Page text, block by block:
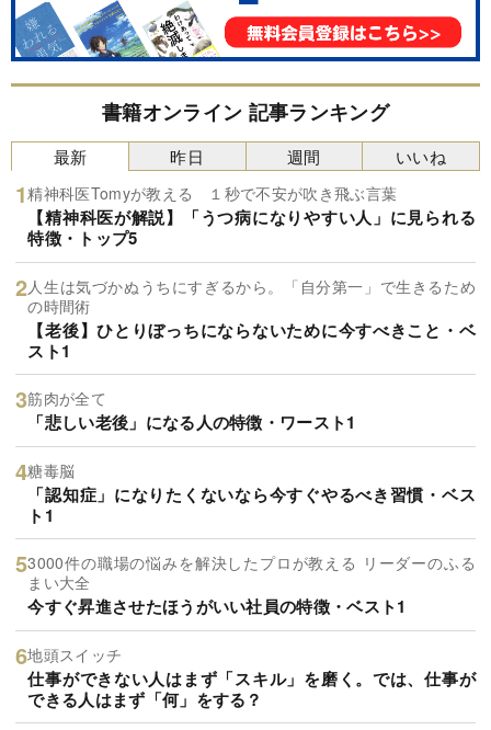
書籍オンライン 記事ランキング
最新
精神科医Tomyが教える １秒で不安が吹き飛ぶ言葉
【精神科医が解説】「うつ病になりやすい人」に見られる
特徴・トップ5
人生は気づかぬうちにすぎるから。「自分第一」で生きるため
の時間術
【老後】ひとりぼっちにならないために今すべきこと・ベ
スト1
筋肉が全て
「悲しい老後」になる人の特徴・ワースト1
糖毒脳
「認知症」になりたくないなら今すぐやるべき習慣・ベス
ト1
3000件の職場の悩みを解決したプロが教える リーダーのふる
まい大全
今すぐ昇進させたほうがいい社員の特徴・ベスト1
地頭スイッチ
仕事ができない人はまず「スキル」を磨く。では、仕事が
できる人はまず「何」をする？
昨日 週間 いいね